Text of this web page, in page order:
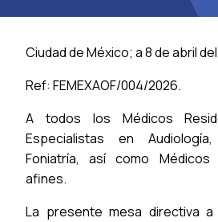
Ciudad de México; a 8 de abril
Ref: FEMEXAOF/004/2026.
A todos los Médicos
Especialistas en
Foniatría, así como Médicos
afines.
La presente mesa directiva